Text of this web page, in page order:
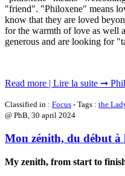
"friend". "Philoxene" means
know that they are loved
for the warmth of love as well
generous and are looking for
Read more | Lire la suite ➞
Classified in : Focus - Tags : the
@ PhB, 30 april 2024
Mon zénith, du début à
My zenith, from start to